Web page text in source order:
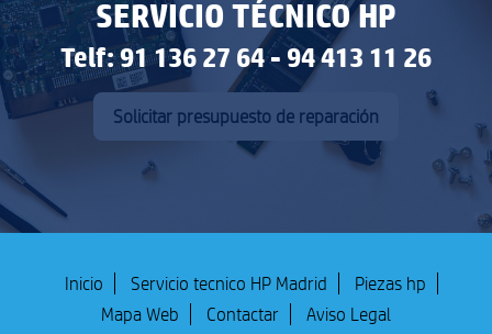
SERVICIO TÉCNICO HP
Telf: 91 136 27 64 - 94 413 11 26
Solicitar presupuesto de reparación
Inicio Servicio tecnico HP Madrid
Piezas hp
Mapa Web
Contactar Aviso Legal